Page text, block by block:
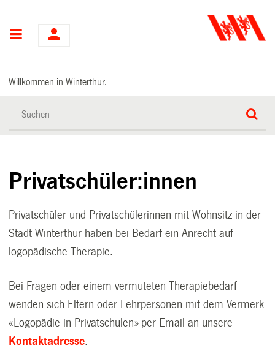
Hauptnavigation
Willkommen in Winterthur.
Privatschüler:innen
Privatschüler und Privatschülerinnen mit Wohnsitz in der
Stadt Winterthur haben bei Bedarf ein Anrecht auf
logopädische Therapie.
Bei Fragen oder einem vermuteten Therapiebedarf
wenden sich Eltern oder Lehrpersonen mit dem Vermerk
«Logopädie in Privatschulen» per Email an unsere
Kontaktadresse.